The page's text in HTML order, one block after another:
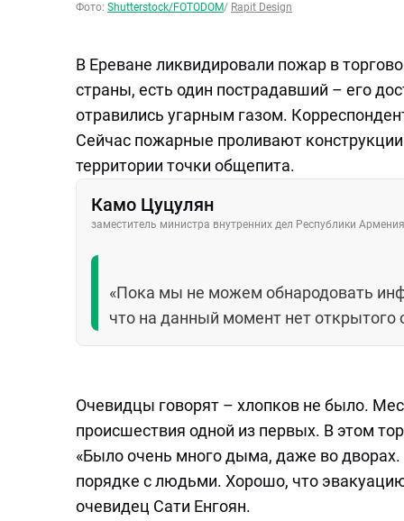
Фото: Shutterstock/FOTODOM/ Rapit Design
В Ереване ликвидировали пожар в
страны, есть один пострадавший – его
отравились угарным газом.
Сейчас пожарные проливают
территории точки общепита.
Камо Цуцулян
заместитель министра внутренних дел Республики Армения
«Пока мы не можем обнародовать
что на данный момент нет
Очевидцы говорят – хлопков не было.
происшествия одной из первых. В этом
«Было очень много дыма, даже во дворах.
порядке с людьми. Хорошо, что
очевидец Сати Енгоян.